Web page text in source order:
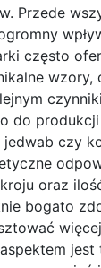
Przede
często
wzory,
do
czy
oraz
bogato